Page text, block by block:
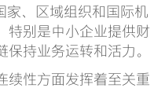
家、区域组织和国际机
特别是中小企业提供财
持业务运转和活力。
续性方面发挥着至关重